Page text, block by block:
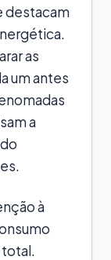
destacam
as
um antes
a
à
total.